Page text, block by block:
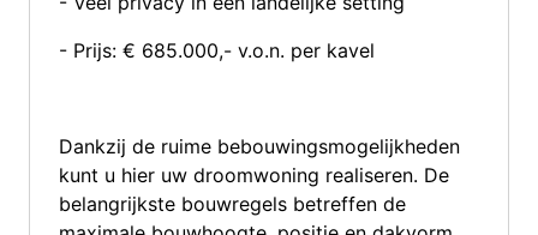
- Prijs: € 685.000,- v.o.n. per kavel
Dankzij de ruime bebouwingsmogelijkheden
kunt u hier uw droomwoning realiseren. De
belangrijkste bouwregels betreffen de